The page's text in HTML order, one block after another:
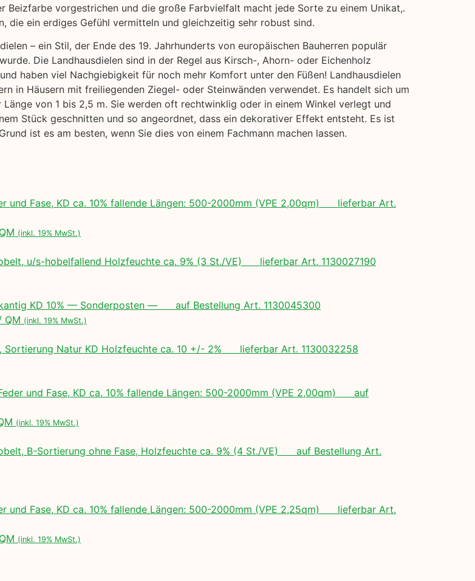
Beizfarbe vorgestrichen und die große Farbvielfalt macht jede Sorte zu einem Unikat,.
die ein erdiges Gefühl vermitteln und gleichzeitig sehr robust sind.
– ein Stil, der Ende des 19. Jahrhunderts von europäischen Bauherren populär
Die Landhausdielen sind in der Regel aus Kirsch-, Ahorn- oder Eichenholz
haben viel Nachgiebigkeit für noch mehr Komfort unter den Füßen! Landhausdielen
in Häusern mit freiliegenden Ziegel- oder Steinwänden verwendet. Es handelt sich um
von 1 bis 2,5 m. Sie werden oft rechtwinklig oder in einem Winkel verlegt und
Stück geschnitten und so angeordnet, dass ein dekorativer Effekt entsteht. Es ist
ist es am besten, wenn Sie dies von einem Fachmann machen lassen.
und Fase, KD ca. 10% fallende Längen: 500-2000mm (VPE 2,00qm) lieferbar Art.
(inkl. 19% MwSt.)
u/s-hobelfallend Holzfeuchte ca. 9% (3 St./VE) lieferbar Art. 1130027190
KD 10% — Sonderposten — auf Bestellung Art. 1130045300
QM (inkl. 19% MwSt.)
Sortierung Natur KD Holzfeuchte ca. 10 +/- 2% lieferbar Art. 1130032258
und Fase, KD ca. 10% fallende Längen: 500-2000mm (VPE 2,00qm) auf
(inkl. 19% MwSt.)
B-Sortierung ohne Fase, Holzfeuchte ca. 9% (4 St./VE) auf Bestellung Art.
und Fase, KD ca. 10% fallende Längen: 500-2000mm (VPE 2,25qm) lieferbar Art.
(inkl. 19% MwSt.)